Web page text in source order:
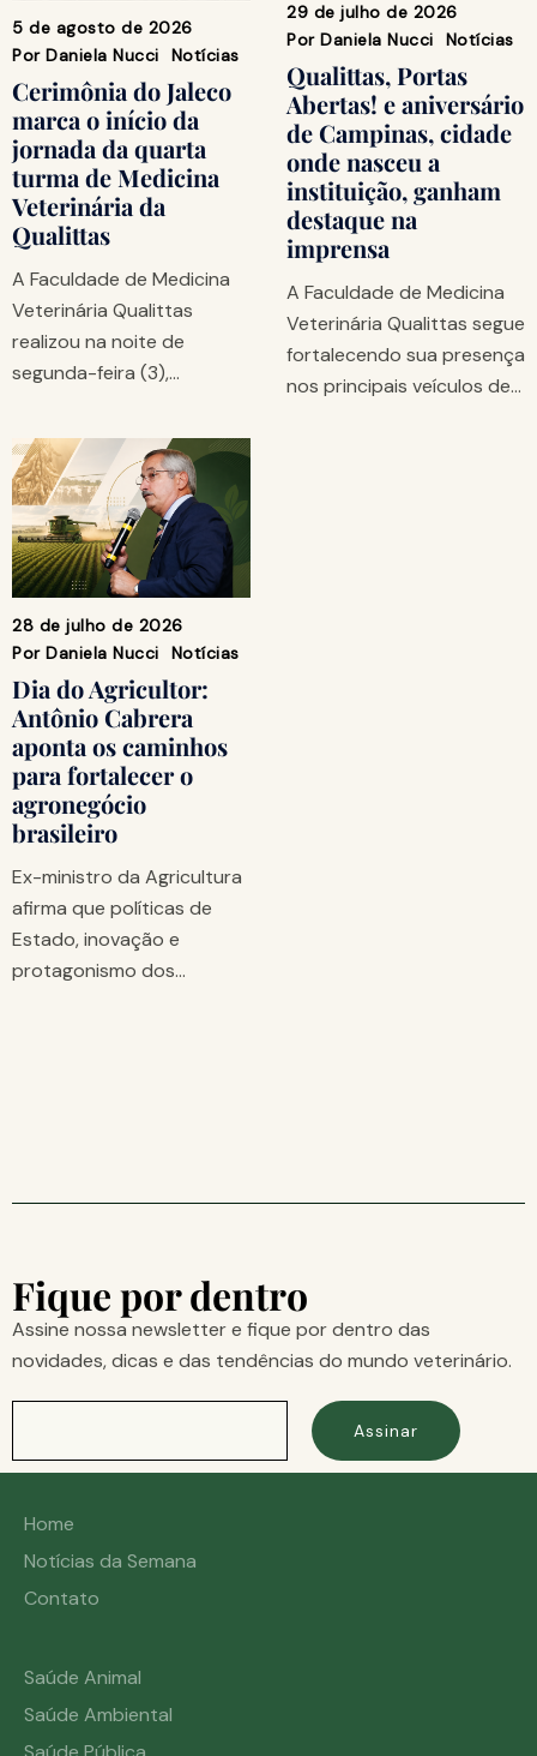
5 de agosto de 2026
Por Daniela Nucci Notícias
Cerimônia do Jaleco
marca o início da
jornada da quarta
turma de Medicina
Veterinária da
Qualittas
A Faculdade de Medicina
Veterinária Qualittas
realizou na noite de
segunda-feira (3),…
29 de julho de 2026
Por Daniela Nucci Notícias
Qualittas, Portas
Abertas! e aniversário
de Campinas, cidade
onde nasceu a
instituição, ganham
destaque na
imprensa
A Faculdade de Medicina
Veterinária Qualittas segue
fortalecendo sua presença
nos principais veículos de…
28 de julho de 2026
Por Daniela Nucci Notícias
Dia do Agricultor:
Antônio Cabrera
aponta os caminhos
para fortalecer o
agronegócio
brasileiro
Ex-ministro da Agricultura
afirma que políticas de
Estado, inovação e
protagonismo dos…
Fique por dentro
Assine nossa newsletter e fique por dentro das
novidades, dicas e das tendências do mundo veterinário.
Assinar
Home
Notícias da Semana
Contato
Saúde Animal
Saúde Ambiental